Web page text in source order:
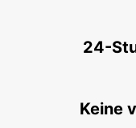
LARNACA
24-
Keine